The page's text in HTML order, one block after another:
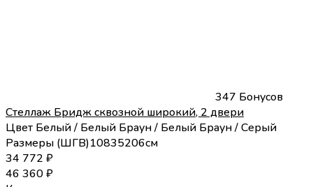
347 Бонусов
Стеллаж Бридж сквозной широкий, 2 двери
Цвет Белый / Белый Браун / Белый Браун / Серый
Размеры (ШГВ)10835206см
34 772 ₽
46 360₽